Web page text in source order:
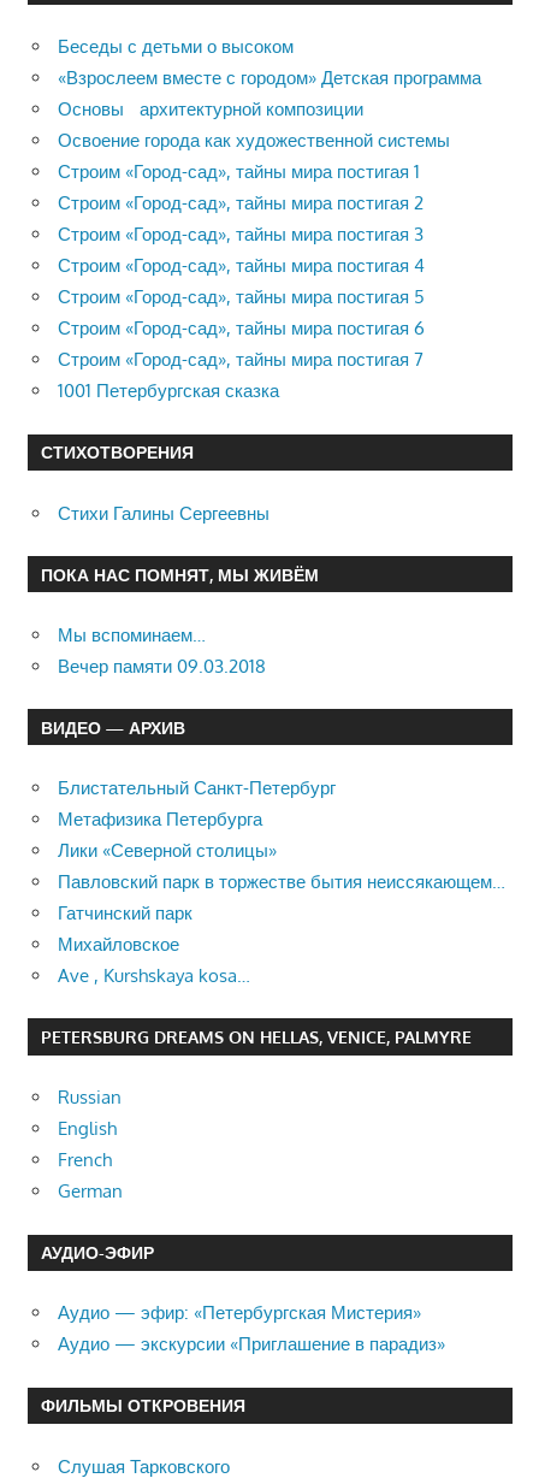
Беседы с детьми о высоком
«Взрослеем вместе с городом» Детская программа
Основы архитектурной композиции
Освоение города как художественной системы
Строим «Город-сад», тайны мира постигая 1
Строим «Город-сад», тайны мира постигая 2
Строим «Город-сад», тайны мира постигая 3
Строим «Город-сад», тайны мира постигая 4
Строим «Город-сад», тайны мира постигая 5
Строим «Город-сад», тайны мира постигая 6
Строим «Город-сад», тайны мира постигая 7
1001 Петербургская сказка
СТИХОТВОРЕНИЯ
Стихи Галины Сергеевны
ПОКА НАС ПОМНЯТ, МЫ ЖИВЁМ
Мы вспоминаем…
Вечер памяти 09.03.2018
ВИДЕО — АРХИВ
Блистательный Санкт-Петербург
Метафизика Петербурга
Лики «Северной столицы»
Павловский парк в торжестве бытия неиссякающем…
Гатчинский парк
Михайловское
Ave , Kurshskaya kosa…
PETERSBURG DREAMS ON HELLAS, VENICE, PALMYRE
Russian
English
French
German
АУДИО-ЭФИР
Аудио — эфир: «Петербургская Мистерия»
Аудио — экскурсии «Приглашение в парадиз»
ФИЛЬМЫ ОТКРОВЕНИЯ
Слушая Тарковского